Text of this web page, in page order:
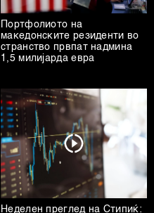
Портфолиото на
македонските резиденти во
странство првпат надмина
1,5 милијарда евра
Неделен преглед на Стипиќ: